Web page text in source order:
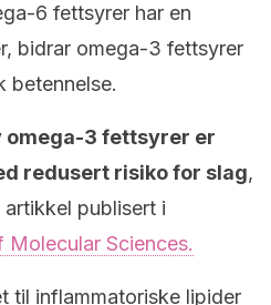
6 fettsyrer har en
bidrar omega-3 fettsyrer
betennelse.
omega-3 fettsyrer er
redusert risiko for slag,
publisert i
Molecular Sciences.
til inflammatoriske lipider